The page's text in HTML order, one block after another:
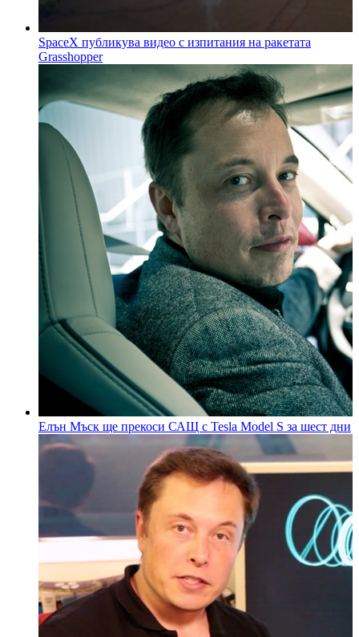
SpaceX публикува видео с изпитания на ракетата
Grasshopper
Елън Мъск ще прекоси САЩ с Tesla Model S за шест дни